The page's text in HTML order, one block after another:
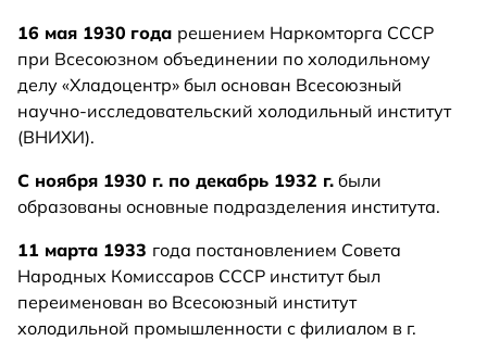
16 мая 1930 года решением Наркомторга СССР
при Всесоюзном объединении по холодильному
делу «Хладоцентр» был основан Всесоюзный
научно-исследовательский холодильный институт
(ВНИХИ).
С ноября 1930 г. по декабрь 1932 г. были
образованы основные подразделения института.
11 марта 1933 года постановлением Совета
Народных Комиссаров СССР институт был
переименован во Всесоюзный институт
холодильной промышленности с филиалом в г.